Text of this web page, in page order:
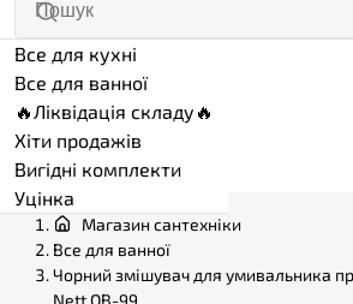
Все для кухні
Все для ванної
🔥Ліквідація складу🔥
Хіти продажів
Вигідні комплекти
Уцінка
Магазин сантехніки
Все для ванної
Чорний змішувач для умивальника
Nett QB-99